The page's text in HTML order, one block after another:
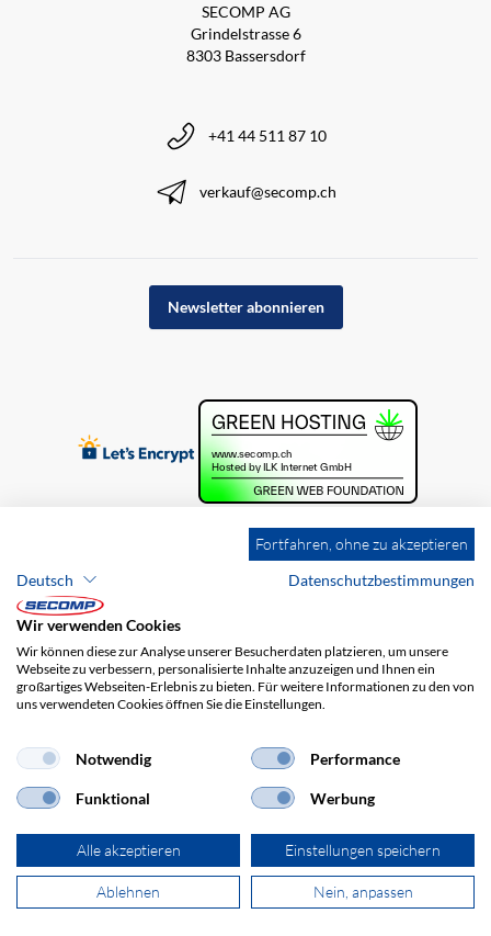
SECOMP AG
Grindelstrasse 6
8303 Bassersdorf
+41 44 511 87 10
verkauf@secomp.ch
Newsletter abonnieren
Brands Impressum
AGB
Haftungsausschluss
Versandkosten
© 2026 SECOMP AG. Alle Rechte vorbehalten.
powered by polynorm
Fortfahren, ohne zu akzeptieren
Deutsch
Datenschutzbestimmungen
Wir verwenden Cookies
Wir können diese zur Analyse unserer Besucherdaten platzieren, um unsere
Webseite zu verbessern, personalisierte Inhalte anzuzeigen und Ihnen ein
großartiges Webseiten-Erlebnis zu bieten. Für weitere Informationen zu den von
uns verwendeten Cookies öffnen Sie die Einstellungen.
Notwendig Performance
Funktional Werbung
Alle akzeptieren Einstellungen speichern
Ablehnen Nein, anpassen